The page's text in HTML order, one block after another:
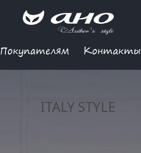
Покупателям Контакты
ITALY STYLE